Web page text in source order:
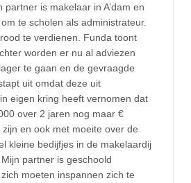
partner is makelaar in A’dam en
te scholen als administrateur.
te verdienen. Funda toont
worden er nu al adviezen
te gaan en de gevraagde
uit omdat deze uit
eigen kring heeft vernomen dat
over 2 jaren nog maar €
en ook met moeite over de
kleine bedijfjes in de makelaardij
partner is geschoold
moeten inspannen zich te